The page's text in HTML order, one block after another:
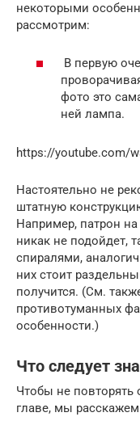
некоторыми
рассмотрим:
В первую
фото это
ней лампа.
https://youtube.com/
Настоятельно не
штатную
Например, патрон
никак не подойдет,
спиралями,
них стоит
получится. (См.
противотуманных
особенности.)
Что следует
Чтобы не
главе, мы расскажем